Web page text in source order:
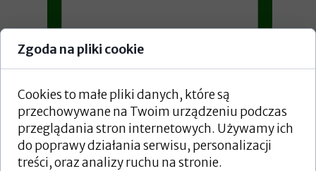
Znam i akceptuję zasady
przetwarzania danych
osobowych, zawarte wpolityce
prywatności.
Zgoda na pliki cookie
Cookies to małe pliki danych, które są
przechowywane na Twoim urządzeniu podczas
przeglądania stron internetowych. Używamy ich
do poprawy działania serwisu, personalizacji
treści, oraz analizy ruchu na stronie.